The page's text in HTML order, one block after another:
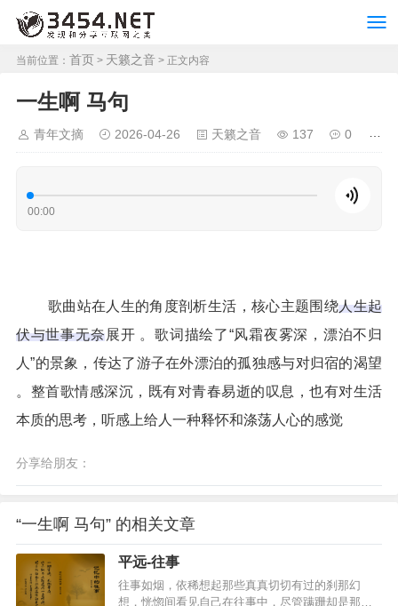
当前位置： 首页 > 天籁之音 > 正文内容
一生啊 马句
青年文摘 2026-04-26 天籁之音 137 0
00:00
歌曲站在人生的角度剖析生活，核心主题围绕人生起
伏与世事无奈展开 。歌词描绘了“风霜夜雾深，漂泊不归
人”的景象，传达了游子在外漂泊的孤独感与对归宿的渴望
。整首歌情感深沉，既有对青春易逝的叹息，也有对生活
本质的思考，听感上给人一种释怀和涤荡人心的感觉
分享给朋友：
“一生啊 马句” 的相关文章
平远-往事
往事如烟，依稀想起那些真真切切有过的刹那幻
想，恍惚间看见自己在往事中，尽管蹒跚却是那么